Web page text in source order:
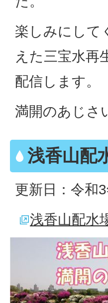
楽しみにして
えた三宝水再
配信します。
満開のあじさ
浅香山配
更新日：令和
浅香山配水